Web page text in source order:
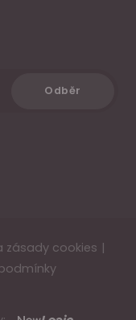
Odběr
zásady cookies